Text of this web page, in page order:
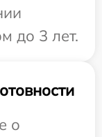
до 3 лет.
о